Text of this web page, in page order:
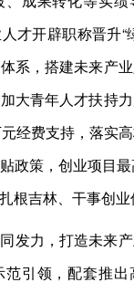
才开辟职称晋升“
系，搭建未来产
大青年人才扶持
经费支持，落实
政策，创业项目
根吉林、干事创业
发力，打造未来
引领，配套推